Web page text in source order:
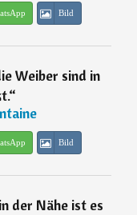
Bild
Weiber sind in
“
Bild
der Nähe ist es